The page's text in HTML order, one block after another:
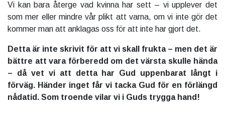
Vi kan bara återge vad kvinna har sett – vi upplever det
som mer eller mindre vår plikt att varna, om vi inte gör det
kommer man att anklagas oss för att inte har gjort det.
Detta är inte skrivit för att vi skall frukta – men det är
bättre att vara förberedd om det värsta skulle hända
– då vet vi att detta har Gud uppenbarat långt i
förväg. Händer inget får vi tacka Gud för en förlängd
nådatid. Som troende vilar vi i Guds trygga hand!